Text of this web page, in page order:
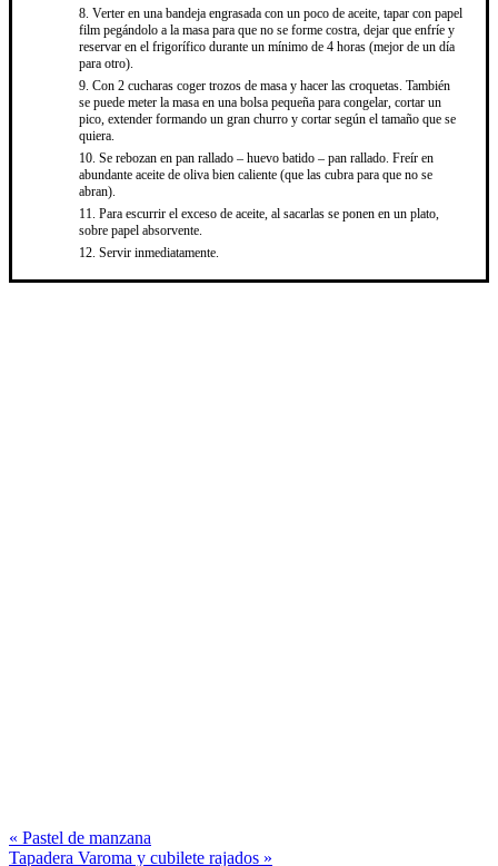
Verter en una bandeja engrasada con un poco de aceite, tapar con papel
film pegándolo a la masa para que no se forme costra, dejar que enfríe y
reservar en el frigorífico durante un mínimo de 4 horas (mejor de un día
para otro).
Con 2 cucharas coger trozos de masa y hacer las croquetas. También
se puede meter la masa en una bolsa pequeña para congelar, cortar un
pico, extender formando un gran churro y cortar según el tamaño que se
quiera.
Se rebozan en pan rallado – huevo batido – pan rallado. Freír en
abundante aceite de oliva bien caliente (que las cubra para que no se
abran).
Para escurrir el exceso de aceite, al sacarlas se ponen en un plato,
sobre papel absorvente.
Servir inmediatamente.
« Pastel de manzana
Tapadera Varoma y cubilete rajados »